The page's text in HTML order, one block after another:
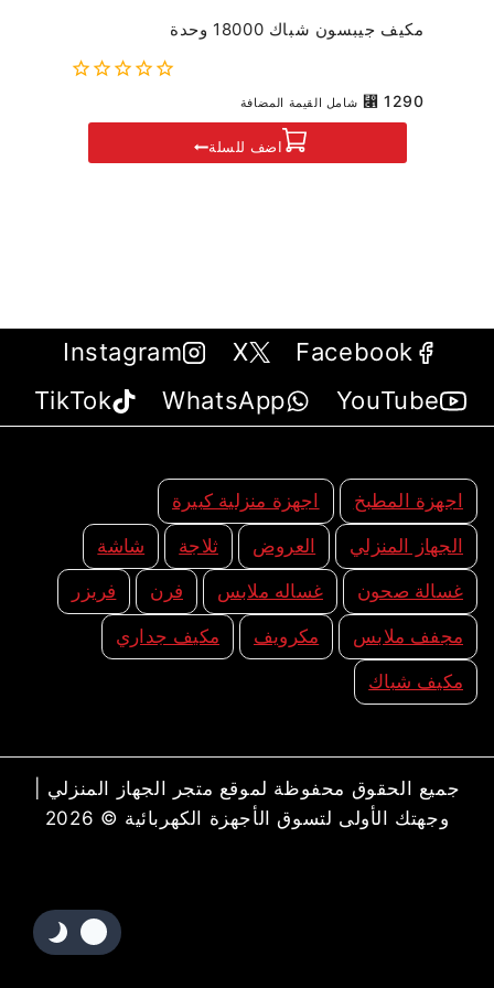
مكيف جيبسون شباك 18000 وحدة
⃁ 1290 شامل القيمة المضافة
اضف للسلة
Facebook
X
Instagram
YouTube
WhatsApp
TikTok
اجهزة المطبخ اجهزة منزلية كبيرة
الجهاز المنزلي العروض ثلاجة شاشة
غسالة صحون غساله ملابس فرن فريزر
مجفف ملابس مكرويف مكيف جداري
مكيف شباك
جميع الحقوق محفوظة لموقع متجر الجهاز المنزلي |
وجهتك الأولى لتسوق الأجهزة الكهربائية © 2026